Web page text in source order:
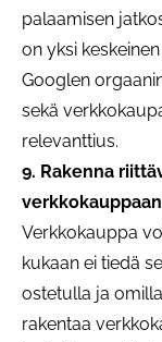
palaamisen
on yksi
Googlen
sekä
relevanttius.
9. Rakenna
verkkokauppaan
Verkkokauppa
kukaan ei tiedä
ostetulla ja
rakentaa